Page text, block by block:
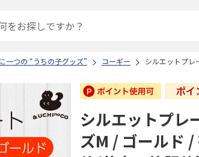
一つの “うちの子グッズ” コーギー シルエットプレ
シルエットプレ
ズM / ゴールド